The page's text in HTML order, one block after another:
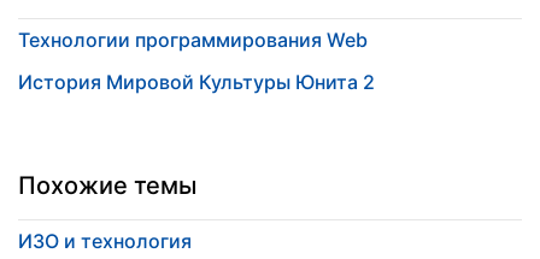
Технологии программирования Web
История Мировой Культуры Юнита 2
Похожие темы
ИЗО и технология